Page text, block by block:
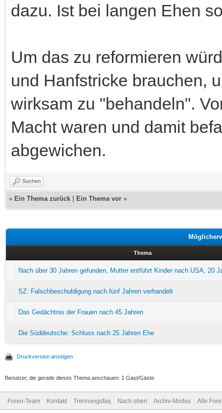
dazu. Ist bei langen Ehen
Um das zu reformieren
und Hanfstricke brauchen,
wirksam zu "behandeln".
Macht waren und damit
abgewichen.
Suchen
« Ein Thema zurück Ein Thema vor »
Thema
Nach über 30 Jahren gefunden, Mutter entführt Kinder nach USA, 20
SZ: Falschbeschuldigung nach fünf Jahren verhandelt
Das Gedächtnis der Frauen nach 45 Jahren
Die Süddeutsche: Schluss nach 25 Jahren Ehe
Druckversion anzeigen
Benutzer, die gerade dieses Thema anschauen: 1 Gast/Gäste
Foren-Team Kontakt Trennungsfaq Nach oben Archiv-Modus Alle